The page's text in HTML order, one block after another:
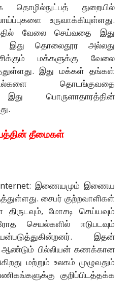
தொழில்நுட்பத் துறையில்
உருவாக்கியுள்ளது.
வேலை செய்வதை இது
இது தொலைதூர அல்லது
மக்களுக்கு வேலை
இது மக்கள் தங்கள்
தொடங்குவதை
இது பொருளாதாரத்தின்
தீமைகள்
Internet: இணையமும் இணைய
சைபர் குற்றவாளிகள்
மோசடி செய்யவும்
செயல்களில் ஈடுபடவும்
இதன்
பில்லியன் கணக்கான
மற்றும் உலகம் முழுவதும்
குறிப்பிடத்தக்க